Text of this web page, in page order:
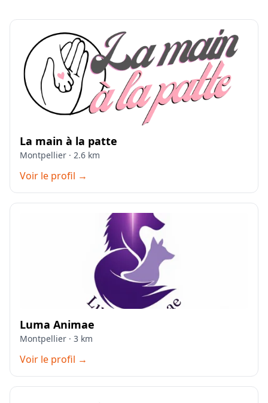
La main à la patte
Montpellier · 2.6 km
Voir le profil →
Luma Animae
Montpellier · 3 km
Voir le profil →